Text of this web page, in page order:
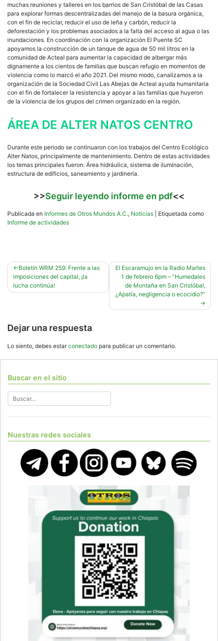
muchas reuniones y talleres en los barrios de San Cristóbal de las Casas
para explorar formas descentralizadas del manejo de la basura orgánica,
con el fin de reciclar, reducir el uso de leña y carbón, reducir la
deforestación y los problemas asociados a la falta del acceso al agua o las
inundaciones. En coordinación con la organización El Puente SC
apoyamos la construcción de un tanque de agua de 50 mil litros en la
comunidad de Acteal para aumentar la capacidad de albergar más
dignamente a los cientos de familias que buscan refugio en momentos de
violencia como lo marcó el año 2021. Del mismo modo, canalizamos a la
organización de la Sociedad Civil Las Abejas de Acteal ayuda humanitaria
con el fin de fortalecer la resistencia y apoyar a las familias que huyeron
de la violencia de los grupos del crimen organizado en la región.
ÁREA DE ALTER NATOS CENTRO
Durante este periodo se continuaron con los trabajos del Centro Ecológico
Alter Natos, principalmente de mantenimiento. Dentro de estas actividades
los temas principales fueron: Área hidráulica, sistema de iluminación,
estructura de edificios, saneamiento y jardinería.
>>Seguir leyendo informe en pdf<<
Publicada en Informes de Otros Mundos A.C., Noticias
Etiquetada como
Informe de actividades
Navegación
de
entradas
Boletín WRM 259: Frente a las
imposiciones del capital, ¡la
lucha continúa!
El Escaramujo en la Radio Martes
1 de febrero 6pm – “Humedales
de Montaña en San Cristóbal,
¿Apatía, negligencia o ecocidio?”
Dejar una respuesta
Lo siento, debes estarconectado para publicar un comentario.
Buscar en el sitio
Nuestras redes sociales